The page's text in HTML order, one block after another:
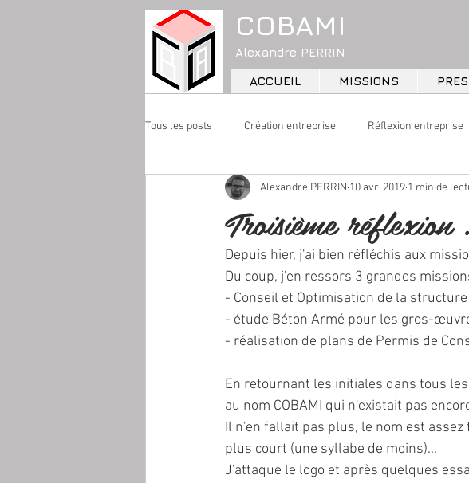
COBAMI
Alexandre PERRIN
ACCUEIL MISSIONS
Tous les posts Création entreprise Réflexion entreprise
Troisième
Alexandre PERRIN 10 avr. 2019 1 min de
Depuis hier, j'ai bien réfléchis aux
Du coup, j'en ressors 3 grandes
- Conseil et Optimisation de la structure
- étude Béton Armé pour les gros-
- réalisation de plans de Permis de
En retournant les initiales dans tous
au nom COBAMI qui n'existait pas
Il n'en fallait pas plus, le nom est
plus court (une syllabe de moins)...
J'attaque le logo et après quelques